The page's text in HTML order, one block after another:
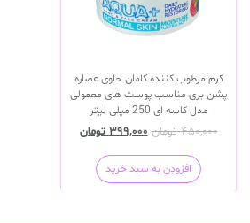
کرم مرطوب کننده کامان حاوی عصاره
پشن بری مناسب پوست های معمولی
مدل کاسه ای 250 میلی لیتر
۴۵۰,۰۰۰ تومان ۳۹۹,۰۰۰ تومان
افزودن به سبد خرید